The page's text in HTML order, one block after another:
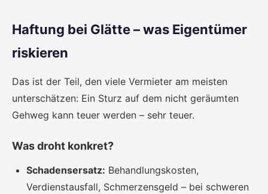
Haftung bei Glätte – was Eigentümer
riskieren
Das ist der Teil, den viele Vermieter am meisten
unterschätzen: Ein Sturz auf dem nicht geräumten
Gehweg kann teuer werden – sehr teuer.
Was droht konkret?
Schadensersatz: Behandlungskosten,
Verdienstausfall, Schmerzensgeld – bei schweren